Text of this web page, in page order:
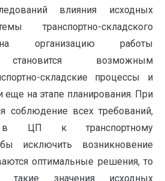
влияния исходных
транспортно-складского
организацию работы
становится возможным
складские процессы и
еще на этапе планирования. При
соблюдение всех требований,
в ЦП к транспортному
исключить возникновение
оптимальные решения, то
такие значения исходных